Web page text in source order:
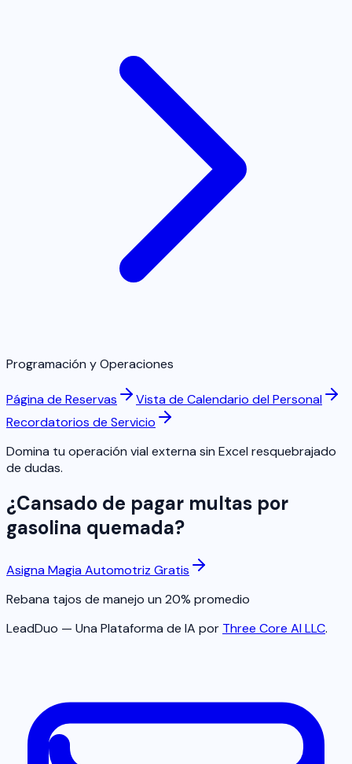
Programación y Operaciones
Página de Reservas
Vista de Calendario del Personal
Recordatorios de Servicio
Domina tu operación vial externa sin Excel resquebrajado
de dudas.
¿Cansado de pagar multas por
gasolina quemada?
Asigna Magia Automotriz Gratis
Rebana tajos de manejo un 20% promedio
LeadDuo — Una Plataforma de IA por Three Core AI LLC.